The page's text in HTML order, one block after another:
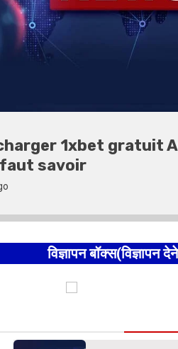
OnlyFans Model
& Premium
विज्ञापन बॉक्स(विज्ञापन